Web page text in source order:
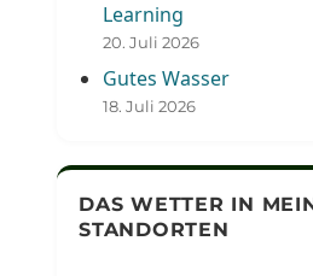
Learning
20. Juli 2026
Gutes Wasser
18. Juli 2026
DAS WETTER IN
STANDORTEN